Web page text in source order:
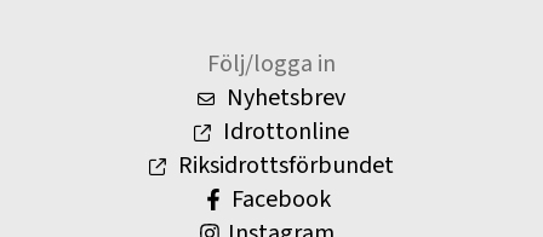
Följ/logga in
Nyhetsbrev
Idrottonline
Riksidrottsförbundet
Facebook